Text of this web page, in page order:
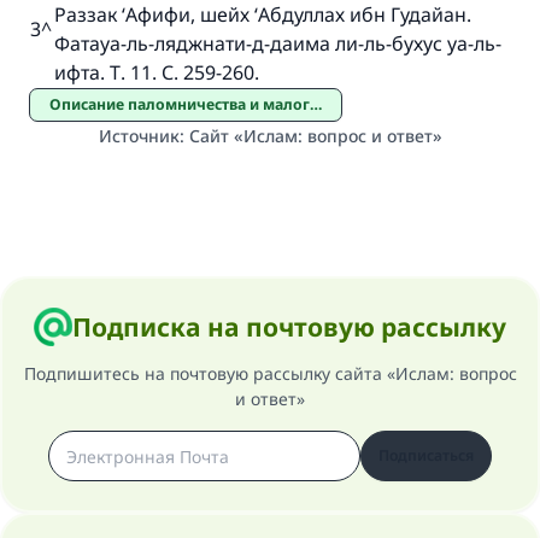
^
3
Раззак ‘Афифи, шейх ‘Абдуллах ибн Гудайан.
Фатауа-ль-ляджнати-д-даима ли-ль-бухус уа-ль-
ифта. Т. 11. С. 259-260.
Описание паломничества и малого паломничества
Источник: Сайт «Ислам: вопрос и ответ»
Подписка на почтовую рассылку
Подпишитесь на почтовую рассылку сайта «Ислам: вопрос
и ответ»